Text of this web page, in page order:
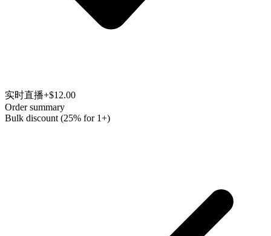
实时直播+$12.00
Order summary
Bulk discount (25% for 1+)